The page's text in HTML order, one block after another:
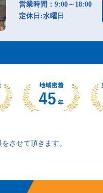
営業時間：9:00～18:00
定休日:水曜日
させて頂きます。